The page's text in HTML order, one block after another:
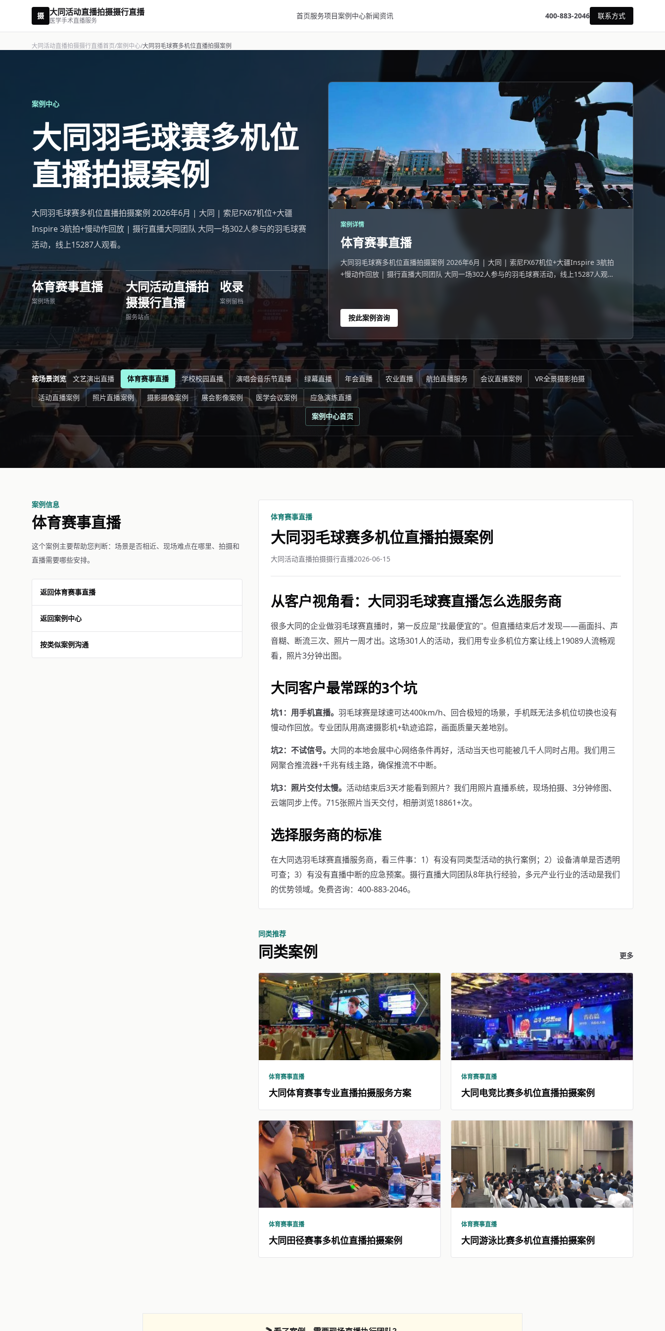
摄 大同活动直播拍摄摄行直播
医学手术直播服务
首页服务项目案例中心新闻资讯 400-883-2046 联系方式
大同活动直播拍摄摄行直播首页/案例中心/大同羽毛球赛多机位直播拍摄案例
案例中心
大同羽毛球赛多机位
直播拍摄案例
大同羽毛球赛多机位直播拍摄案例 2026年6月 | 大同 | 索尼FX67机位+大疆
Inspire 3航拍+慢动作回放 | 摄行直播大同团队 大同一场302人参与的羽毛球赛
活动，线上15287人观看。
体育赛事直播
案例场景
大同活动直播拍
摄摄行直播
服务站点
收录
案例留档
案例详情
体育赛事直播
大同羽毛球赛多机位直播拍摄案例 2026年6月 | 大同 | 索尼FX67机位+大疆Inspire 3航拍
+慢动作回放 | 摄行直播大同团队 大同一场302人参与的羽毛球赛活动，线上15287人观
按此案例咨询
按场景浏览 文艺演出直播 体育赛事直播 学校校园直播 演唱会音乐节直播 绿幕直播 年会直播 农业直播 航拍直播服务 会议直播案例
VR全景摄影拍摄
活动直播案例
照片直播案例 摄影摄像案例 展会影像案例 医学会议案例
应急演练直播
案例中心首页
案例信息
体育赛事直播
这个案例主要帮助您判断：场景是否相近、现场难点在哪里、拍摄和
直播需要哪些安排。
返回体育赛事直播
返回案例中心
按类似案例沟通
体育赛事直播
大同羽毛球赛多机位直播拍摄案例
大同活动直播拍摄摄行直播2026-06-15
从客户视角看：大同羽毛球赛直播怎么选服务商
很多大同的企业做羽毛球赛直播时，第一反应是"找最便宜的"。但直播结束后才发现——画面抖、声
音糊、断流三次、照片一周才出。这场301人的活动，我们用专业多机位方案让线上19089人流畅观
看，照片3分钟出图。
大同客户最常踩的3个坑
坑1：用手机直播。羽毛球赛是球速可达400km/h、回合极短的场景，手机既无法多机位切换也没有
慢动作回放。专业团队用高速摄影机+轨迹追踪，画面质量天差地别。
坑2：不试信号。 大同的本地会展中心网络条件再好，活动当天也可能被几千人同时占用。我们用三
网聚合推流器+千兆有线主路，确保推流不中断。
坑3：照片交付太慢。 活动结束后3天才能看到照片？我们用照片直播系统，现场拍摄、3分钟修图、
云端同步上传。715张照片当天交付，相册浏览18861+次。
选择服务商的标准
在大同选羽毛球赛直播服务商，看三件事：1）有没有同类型活动的执行案例；2）设备清单是否透明
可查；3）有没有直播中断的应急预案。摄行直播大同团队8年执行经验，多元产业行业的活动是我们
的优势领域。免费咨询：400-883-2046。
同类推荐
同类案例 更多
体育赛事直播
大同体育赛事专业直播拍摄服务方案
体育赛事直播
大同电竞比赛多机位直播拍摄案例
体育赛事直播
大同田径赛事多机位直播拍摄案例
体育赛事直播
大同游泳比赛多机位直播拍摄案例